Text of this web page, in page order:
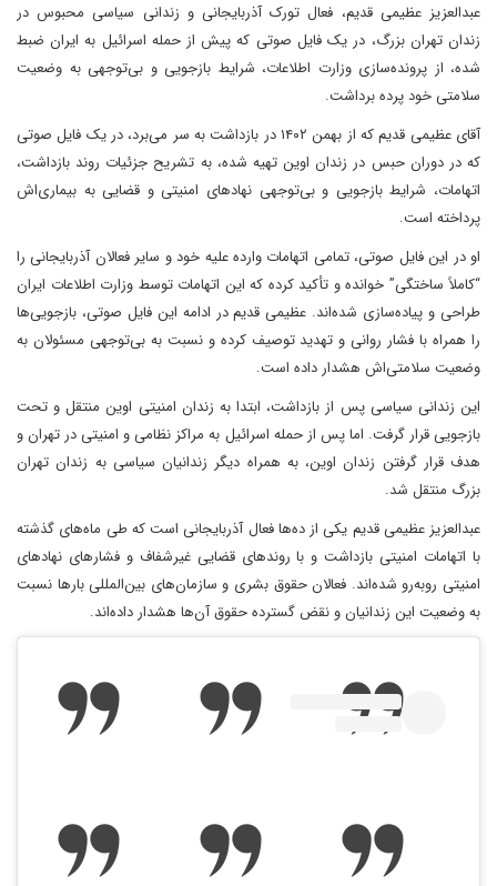
عبدالعزیز عظیمی قدیم، فعال تورک آذربایجانی و زندانی سیاسی محبوس در
زندان تهران بزرگ، در یک فایل صوتی که پیش از حمله اسرائیل به ایران ضبط
شده، از پرونده‌سازی وزارت اطلاعات، شرایط بازجویی و بی‌توجهی به وضعیت
سلامتی خود پرده برداشت.
آقای عظیمی قدیم که از بهمن ۱۴۰۲ در بازداشت به سر می‌برد، در یک فایل صوتی
که در دوران حبس در زندان اوین تهیه شده، به تشریح جزئیات روند بازداشت،
اتهامات، شرایط بازجویی و بی‌توجهی نهادهای امنیتی و قضایی به بیماری‌اش
پرداخته است.
او در این فایل صوتی، تمامی اتهامات وارده علیه خود و سایر فعالان آذربایجانی را
“کاملاً ساختگی” خوانده و تأکید کرده که این اتهامات توسط وزارت اطلاعات ایران
طراحی و پیاده‌سازی شده‌اند. عظیمی قدیم در ادامه این فایل صوتی، بازجویی‌ها
را همراه با فشار روانی و تهدید توصیف کرده و نسبت به بی‌توجهی مسئولان به
وضعیت سلامتی‌اش هشدار داده است.
این زندانی سیاسی پس از بازداشت، ابتدا به زندان امنیتی اوین منتقل و تحت
بازجویی قرار گرفت. اما پس از حمله اسرائیل به مراکز نظامی و امنیتی در تهران و
هدف قرار گرفتن زندان اوین، به همراه دیگر زندانیان سیاسی به زندان تهران
بزرگ منتقل شد.
عبدالعزیز عظیمی قدیم یکی از ده‌ها فعال آذربایجانی است که طی ماه‌های گذشته
با اتهامات امنیتی بازداشت و با روندهای قضایی غیرشفاف و فشارهای نهادهای
امنیتی روبه‌رو شده‌اند. فعالان حقوق بشری و سازمان‌های بین‌المللی بارها نسبت
به وضعیت این زندانیان و نقض گسترده حقوق آن‌ها هشدار داده‌اند.